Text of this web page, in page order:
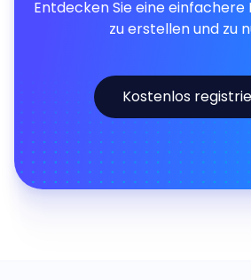
Entdecken Sie eine einfachere
zu erstellen und zu
Kostenlos